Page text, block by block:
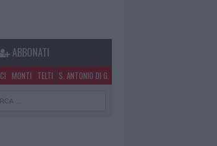
ABBONATI
MONTI TELTI S. ANTONIO DI G.